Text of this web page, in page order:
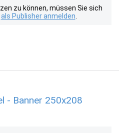
zu können, müssen Sie sich
als Publisher anmelden
- Banner 250x208